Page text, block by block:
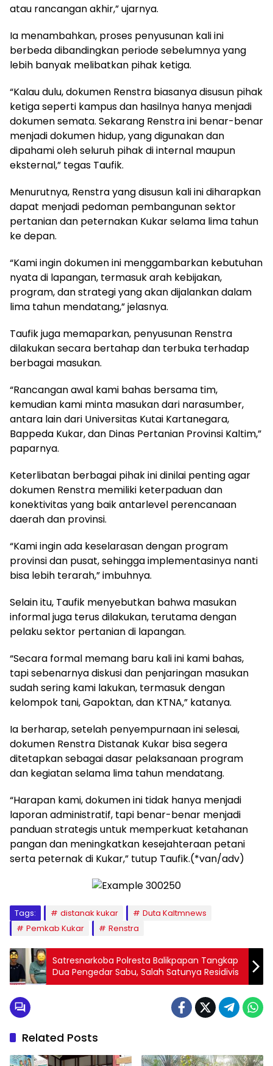
atau rancangan akhir,” ujarnya.
Ia menambahkan, proses penyusunan kali ini
berbeda dibandingkan periode sebelumnya yang
lebih banyak melibatkan pihak ketiga.
“Kalau dulu, dokumen Renstra biasanya disusun pihak
ketiga seperti kampus dan hasilnya hanya menjadi
dokumen semata. Sekarang Renstra ini benar-benar
menjadi dokumen hidup, yang digunakan dan
dipahami oleh seluruh pihak di internal maupun
eksternal,” tegas Taufik.
Menurutnya, Renstra yang disusun kali ini diharapkan
dapat menjadi pedoman pembangunan sektor
pertanian dan peternakan Kukar selama lima tahun
ke depan.
“Kami ingin dokumen ini menggambarkan kebutuhan
nyata di lapangan, termasuk arah kebijakan,
program, dan strategi yang akan dijalankan dalam
lima tahun mendatang,” jelasnya.
Taufik juga memaparkan, penyusunan Renstra
dilakukan secara bertahap dan terbuka terhadap
berbagai masukan.
“Rancangan awal kami bahas bersama tim,
kemudian kami minta masukan dari narasumber,
antara lain dari Universitas Kutai Kartanegara,
Bappeda Kukar, dan Dinas Pertanian Provinsi Kaltim,”
paparnya.
Keterlibatan berbagai pihak ini dinilai penting agar
dokumen Renstra memiliki keterpaduan dan
konektivitas yang baik antarlevel perencanaan
daerah dan provinsi.
“Kami ingin ada keselarasan dengan program
provinsi dan pusat, sehingga implementasinya nanti
bisa lebih terarah,” imbuhnya.
Selain itu, Taufik menyebutkan bahwa masukan
informal juga terus dilakukan, terutama dengan
pelaku sektor pertanian di lapangan.
“Secara formal memang baru kali ini kami bahas,
tapi sebenarnya diskusi dan penjaringan masukan
sudah sering kami lakukan, termasuk dengan
kelompok tani, Gapoktan, dan KTNA,” katanya.
Ia berharap, setelah penyempurnaan ini selesai,
dokumen Renstra Distanak Kukar bisa segera
ditetapkan sebagai dasar pelaksanaan program
dan kegiatan selama lima tahun mendatang.
“Harapan kami, dokumen ini tidak hanya menjadi
laporan administratif, tapi benar-benar menjadi
panduan strategis untuk memperkuat ketahanan
pangan dan meningkatkan kesejahteraan petani
serta peternak di Kukar,” tutup Taufik.(*van/adv)
Tags: distanak kukar
Duta Kaltmnews
Pemkab Kukar
Renstra
Satresnarkoba Polresta Balikpapan Tangkap
Dua Pengedar Sabu, Salah Satunya Residivis
Related Posts